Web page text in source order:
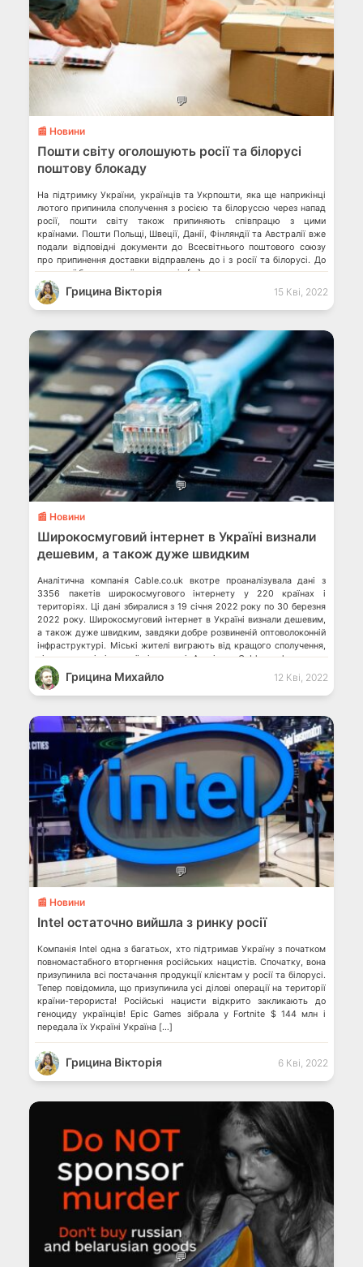
💬
📰 Новини
Пошти світу оголошують росії та білорусі
поштову блокаду
На підтримку України, українців та Укрпошти, яка ще наприкінці
лютого припинила сполучення з росією та білоруссю через напад
росії, пошти світу також припиняють співпрацю з цими
країнами. Пошти Польщі, Швеції, Данії, Фінляндії та Австралії вже
подали відповідні документи до Всесвітнього поштового союзу
про припинення доставки відправлень до і з росії та білорусі. До
поштової блокади країн-агресорів […]
Грицина Вікторія 15 Кві, 2022
💬
📰 Новини
Широкосмуговий інтернет в Україні визнали
дешевим, а також дуже швидким
Аналітична компанія Cable.co.uk вкотре проаналізувала дані з
3356 пакетів широкосмугового інтернету у 220 країнах і
територіях. Ці дані збиралися з 19 січня 2022 року по 30 березня
2022 року. Широкосмуговий інтернет в Україні визнали дешевим,
а також дуже швидким, завдяки добре розвиненій оптоволоконній
інфраструктурі. Міські жителі виграють від кращого сполучення,
ніж мешканці сільської місцевості. Аналітики Cable.co.uk визнали,
[…]
Грицина Михайло 12 Кві, 2022
💬
📰 Новини
Intel остаточно вийшла з ринку росії
Компанія Intel одна з багатьох, хто підтримав Україну з початком
повномастабного вторгнення російських нацистів. Спочатку, вона
призупинила всі постачання продукції клієнтам у росії та білорусі.
Тепер повідомила, що призупинила усі ділові операції на території
країни-терориста! Російські нацисти відкрито закликають до
геноциду українців! Epic Games зібрала у Fortnite $ 144 млн і
передала їх Україні Україна […]
Грицина Вікторія 6 Кві, 2022
💬